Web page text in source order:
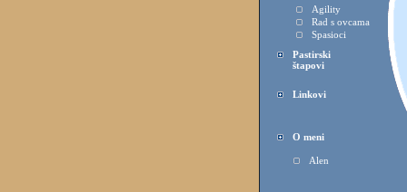
Agility
Rad s ovcama
Spasioci
Pastirski
štapovi
Linkovi
O meni
Alen